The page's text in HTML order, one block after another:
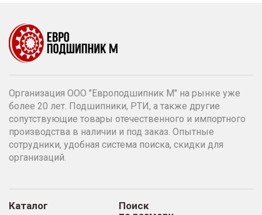
Организация ООО "Европодшипник М" на рынке уже
более 20 лет. Подшипники, РТИ, а также другие
сопутствующие товары отечественного и импортного
производства в наличии и под заказ. Опытные
сотрудники, удобная система поиска, скидки для
организаций.
Каталог
Поиск